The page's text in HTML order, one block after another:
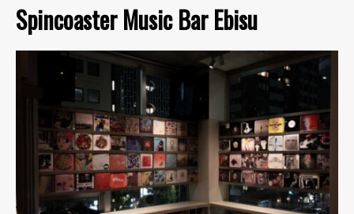
Spincoaster Music Bar Ebisu